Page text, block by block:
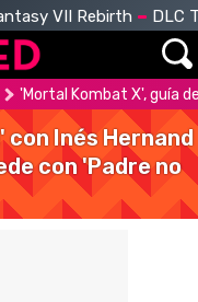
VII Rebirth DLC
'Mortal Kombat X', guía
con Inés Hernand
con 'Padre no